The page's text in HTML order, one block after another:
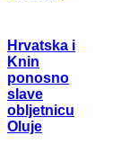
Hrvatska i
Knin
ponosno
slave
obljetnicu
Oluje